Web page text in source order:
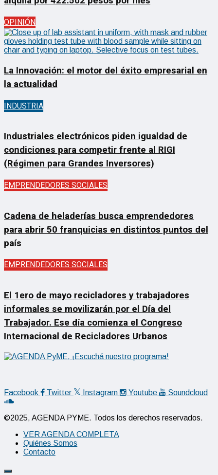
OPINIÓN
La Innovación: el motor del éxito empresarial en
la actualidad
INDUSTRIA
Industriales electrónicos piden igualdad de
condiciones para competir frente al RIGI
(Régimen para Grandes Inversores)
EMPRENDEDORES SOCIALES
Cadena de heladerías busca emprendedores
para abrir 50 franquicias en distintos puntos del
país
EMPRENDEDORES SOCIALES
El 1ero de mayo recicladores y trabajadores
informales se movilizarán por el Día del
Trabajador. Ese día comienza el Congreso
Internacional de Recicladores Urbanos
Facebook Twitter Instagram Youtube Soundcloud
©2025, AGENDA PYME. Todos los derechos reservados.
VER AGENDA COMPLETA
Quiénes Somos
Contacto